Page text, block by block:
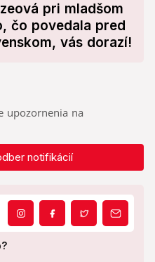
pri mladšom
čo povedala pred
vás dorazí!
upozornenia na
notifikácií